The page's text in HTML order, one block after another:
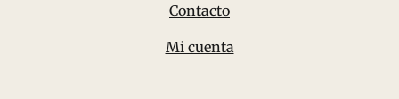
Contacto
Mi cuenta